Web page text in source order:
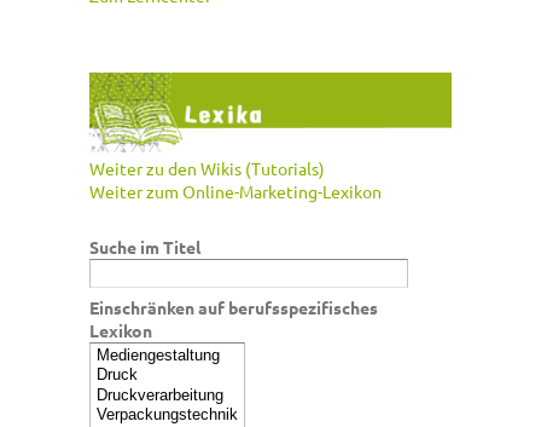
Weiter zu den Wikis (Tutorials)
Weiter zum Online-Marketing-Lexikon
Suche im Titel
Einschränken auf berufsspezifisches
Lexikon